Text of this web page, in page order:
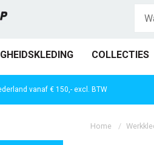
COLLECTIES
vanaf € 150,- excl. BTW
Home